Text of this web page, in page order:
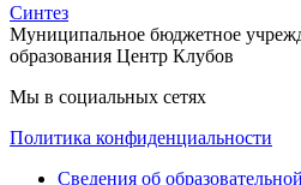
Синтез
Муниципальное бюджетное
образования Центр Клубов
Мы в социальных сетях
Политика конфиденциальности
Сведения об